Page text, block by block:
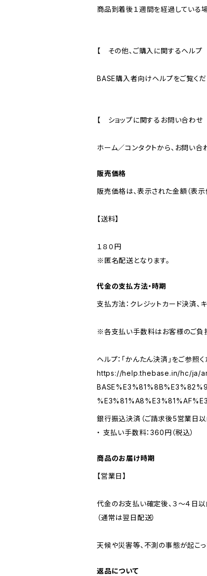
商品到着後１週間を経過している場
【 その他、ご購入に関するヘルプ
BASE購入者向けヘルプをご覧
【 ショップに関するお問い合わせ
ホーム／コンタクトから、お
販売価格
販売価格は、表示された金額（表示
【送料】
１８０円
※匿名配送となります。
代金の支払方法・時期
支払方法：クレジットカード決済、
※各支払い手数料はお客様のご負
ヘルプ：「かんたん決済」をご参照く
https://help.thebase.in/hc/ja/
銀行振込決済（ご請求後5営業日以
・ 支払い手数料：360円（税込）
商品のお届け時期
【営業日】
代金のお支払い確定後、３～４日以
（通常は翌日配送）
天候や災害等、不測の事態が起こ
返品について